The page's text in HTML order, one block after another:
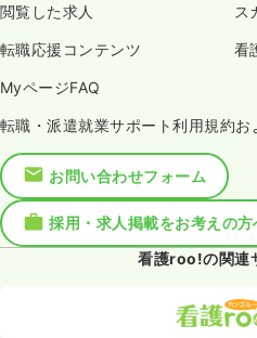
閲覧した求人 ス
転職応援コンテンツ 看
MyページFAQ
転職・派遣就業サポート利用規約
お問い合わせフォーム
採用・求人掲載をお考えの方
看護roo!の関連